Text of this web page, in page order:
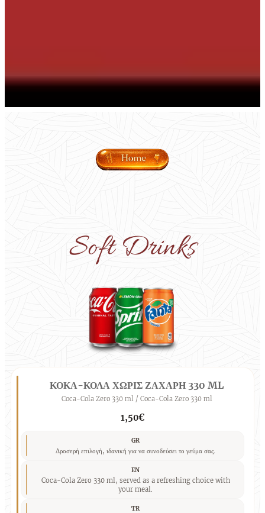
Soft Drinks
ΚΟΚΑ-ΚΟΛΑ ΧΩΡΙΣ ΖΑΧΑΡΗ 330 ML
Coca-Cola Zero 330 ml / Coca-Cola Zero 330 ml
1,50€
GR
Δροσερή επιλογή, ιδανική για να συνοδεύσει το γεύμα σας.
EN
Coca-Cola Zero 330 ml, served as a refreshing choice with
your meal.
TR